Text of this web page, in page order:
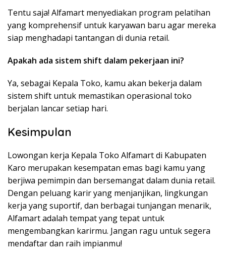
Tentu saja! Alfamart menyediakan program pelatihan
yang komprehensif untuk karyawan baru agar mereka
siap menghadapi tantangan di dunia retail.
Apakah ada sistem shift dalam pekerjaan ini?
Ya, sebagai Kepala Toko, kamu akan bekerja dalam
sistem shift untuk memastikan operasional toko
berjalan lancar setiap hari.
Kesimpulan
Lowongan kerja Kepala Toko Alfamart di Kabupaten
Karo merupakan kesempatan emas bagi kamu yang
berjiwa pemimpin dan bersemangat dalam dunia retail.
Dengan peluang karir yang menjanjikan, lingkungan
kerja yang suportif, dan berbagai tunjangan menarik,
Alfamart adalah tempat yang tepat untuk
mengembangkan karirmu. Jangan ragu untuk segera
mendaftar dan raih impianmu!